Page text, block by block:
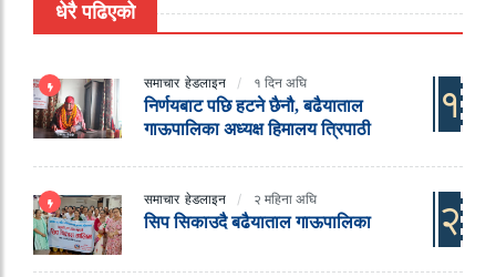
धेरै पढिएको
समाचार हेडलाइन १ दिन अघि
निर्णयबाट पछि हटने छैनौ, बढैयाताल
गाऊपालिका अध्यक्ष हिमालय त्रिपाठी
१
समाचार हेडलाइन २ महिना अघि
सिप सिकाउदै बढैयाताल गाऊपालिका २